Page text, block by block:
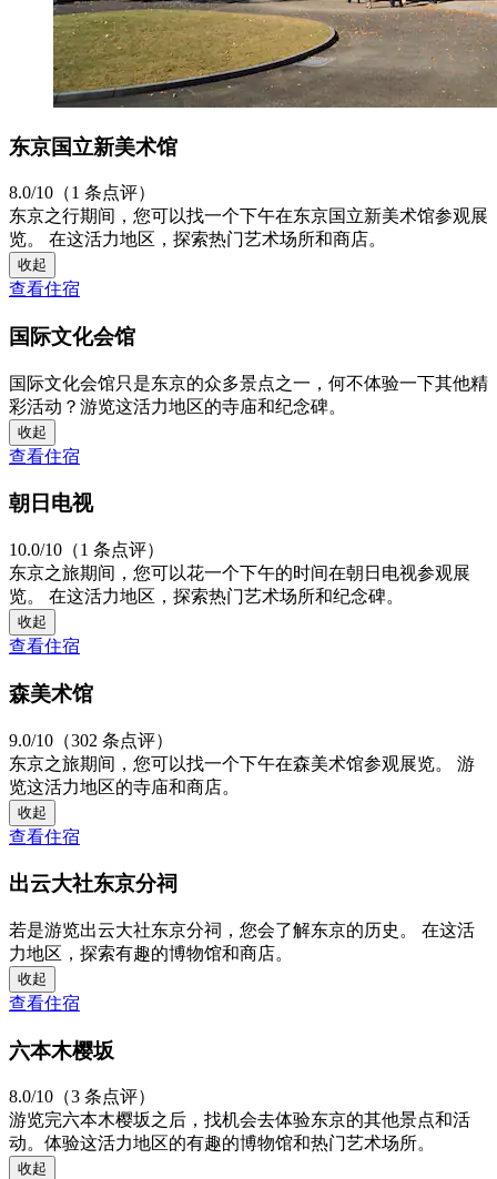
东京国立新美术馆
8.0/10（1 条点评）
东京之行期间，您可以找一个下午在东京国立新美术馆参观展
览。 在这活力地区，探索热门艺术场所和商店。
收起
查看住宿
国际文化会馆
国际文化会馆只是东京的众多景点之一，何不体验一下其他精
彩活动？游览这活力地区的寺庙和纪念碑。
收起
查看住宿
朝日电视
10.0/10（1 条点评）
东京之旅期间，您可以花一个下午的时间在朝日电视参观展
览。 在这活力地区，探索热门艺术场所和纪念碑。
收起
查看住宿
森美术馆
9.0/10（302 条点评）
东京之旅期间，您可以找一个下午在森美术馆参观展览。 游
览这活力地区的寺庙和商店。
收起
查看住宿
出云大社东京分祠
若是游览出云大社东京分祠，您会了解东京的历史。 在这活
力地区，探索有趣的博物馆和商店。
收起
查看住宿
六本木樱坂
8.0/10（3 条点评）
游览完六本木樱坂之后，找机会去体验东京的其他景点和活
动。体验这活力地区的有趣的博物馆和热门艺术场所。
收起